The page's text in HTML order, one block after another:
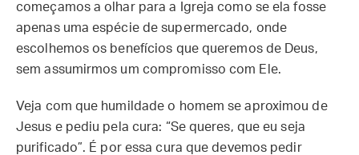
começamos a olhar para a Igreja como se ela fosse
apenas uma espécie de supermercado, onde
escolhemos os benefícios que queremos de Deus,
sem assumirmos um compromisso com Ele.
Veja com que humildade o homem se aproximou de
Jesus e pediu pela cura: “Se queres, que eu seja
purificado”. É por essa cura que devemos pedir